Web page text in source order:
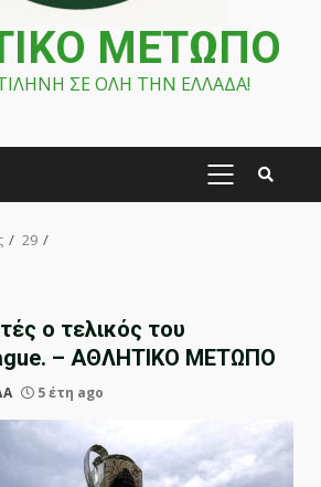
ΜΕΤΩΠΟ
ΣΕ ΟΛΗ ΤΗΝ ΕΛΛΑΔΑ!
PRIMARY
29
ο τελικός του
– ΑΘΛΗΤΙΚΟ ΜΕΤΩΠΟ
5 έτη ago